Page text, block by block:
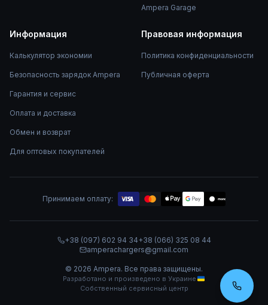
Ampera Garage
Информация
Калькулятор экономии
Безопасность зарядок Ampera
Гарантия и сервис
Оплата и доставка
Обмен и возврат
Для оптовых покупателей
Правовая информация
Политика конфиденциальности
Публичная оферта
Принимаем оплату: mono
+38 (097) 602 94 34+38 (066) 325 08 44
amperachargers@gmail.com
© 2026 Ampera. Все права защищены.
Разработано и произведено в Украине
Собственный сервисный центр